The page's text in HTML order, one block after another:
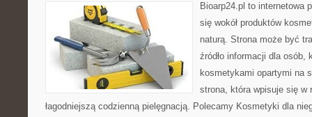
Bioarp24.pl to internetowa
się wokół produktów
naturą. Strona może być
źródło informacji dla osób,
kosmetykami opartymi na
strona, która wpisuje się w
łagodniejszą codzienną pielęgnacją. Polecamy Kosmetyki dla